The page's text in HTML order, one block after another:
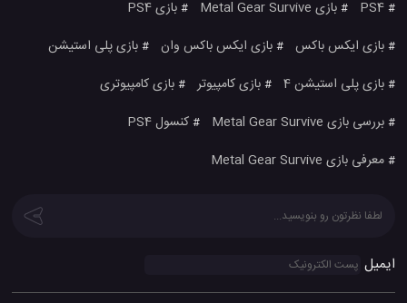
#
PS4
# بازی Metal Gear Survive # بازی PS4
# بازی ایکس باکس # بازی ایکس باکس وان # بازی پلی استیشن
# بازی پلی استیشن 4 # بازی کامپیوتر # بازی کامپیوتری
# بررسی بازی Metal Gear Survive # کنسول PS4
# معرفی بازی Metal Gear Survive
ایمیل